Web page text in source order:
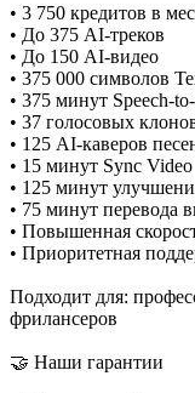
• 3 750 кредитов в
• До 375 AI-треков
• До 150 AI-видео
• 375 000 символов
• 375 минут Speech-
• 37 голосовых
• 125 AI-каверов
• 15 минут Sync Video
• 125 минут
• 75 минут перевода
• Повышенная
• Приоритетная
Подходит для:
фрилансеров
🤝 Наши гарантии